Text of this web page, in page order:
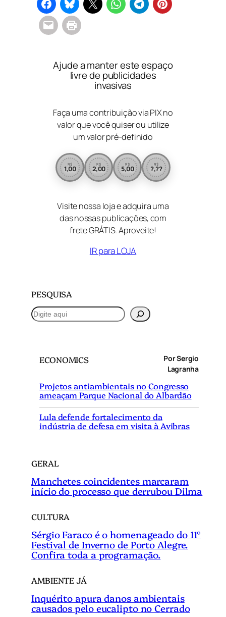
Ajude a manter este espaço
livre de publicidades
invasivas
Faça uma contribuição via PIX no
valor que você quiser ou utilize
um valor pré-definido
R$
1,00
R$
2,00
R$
5,00
R$
?,??
Visite nossa loja e adquira uma
das nossas publicações, com
frete GRÁTIS. Aproveite!
IR para LOJA
PESQUISA
P
e
ECONOMICS
Por Sergio
Lagranha
Projetos antiambientais no Congresso
ameaçam Parque Nacional do Albardão
Lula defende fortalecimento da
indústria de defesa em visita à Avibras
GERAL
Manchetes coincidentes marcaram
início do processo que derrubou Dilma
CULTURA
Sérgio Faraco é o homenageado do 11°
Festival de Inverno de Porto Alegre.
Confira toda a programação.
AMBIENTE JÁ
Inquérito apura danos ambientais
causados pelo eucalipto no Cerrado